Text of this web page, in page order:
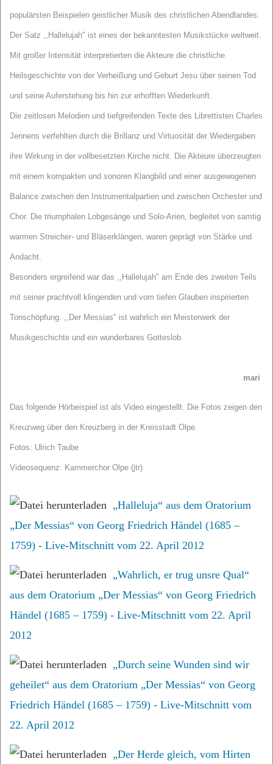
populärsten Beispielen geistlicher Musik des christlichen Abendlandes.
Der Satz ,,Hallelujah" ist eines der bekanntesten Musikstücke weltweit.
Mit großer Intensität interpretierten die Akteure die christliche
Heilsgeschichte von der Verheißung und Geburt Jesu über seinen Tod
und seine Auferstehung bis hin zur erhofften Wiederkunft.
Die zeitlosen Melodien und tiefgreifenden Texte des Librettisten Charles
Jennens verfehlten durch die Brillanz und Virtuosität der Wiedergaben
ihre Wirkung in der vollbesetzten Kirche nicht. Die Akteure überzeugten
mit einem kompakten und sonoren Klangbild und einer ausgewogenen
Balance zwischen den Instrumentalpartien und zwischen Orchester und
Chor. Die triumphalen Lobgesänge und Solo-Arien, begleitet von samtig
warmen Streicher- und Bläserklängen, waren geprägt von Stärke und
Andacht.
Besonders ergreifend war das ,,Hallelujah" am Ende des zweiten Teils
mit seiner prachtvoll klingenden und vom tiefen Glauben inspirierten
Tonschöpfung. ,,Der Messias" ist wahrlich ein Meisterwerk der
Musikgeschichte und ein wunderbares Gotteslob.
mari
Das folgende Hörbeispiel ist als Video eingestellt. Die Fotos zeigen den
Kreuzweg über den Kreuzberg in der Kreisstadt Olpe.
Fotos: Ulrich Taube
Videosequenz: Kammerchor Olpe (jtr)
YouTube Video
„Halleluja“ aus dem Oratorium
„Der Messias“ von Georg Friedrich Händel (1685 –
1759) - Live-Mitschnitt vom 22. April 2012
„Wahrlich, er trug unsre Qual“
aus dem Oratorium „Der Messias“ von Georg Friedrich
Händel (1685 – 1759) - Live-Mitschnitt vom 22. April
2012
„Durch seine Wunden sind wir
geheilet“ aus dem Oratorium „Der Messias“ von Georg
Friedrich Händel (1685 – 1759) - Live-Mitschnitt vom
22. April 2012
„Der Herde gleich, vom Hirten